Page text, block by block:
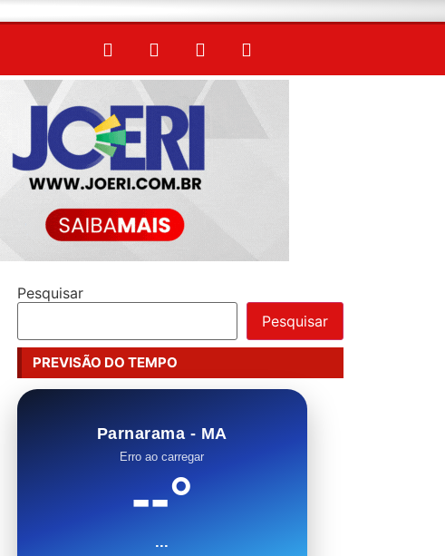
Pesquisar
Pesquisar
PREVISÃO DO TEMPO
Parnarama - MA
Erro ao carregar
--°
...